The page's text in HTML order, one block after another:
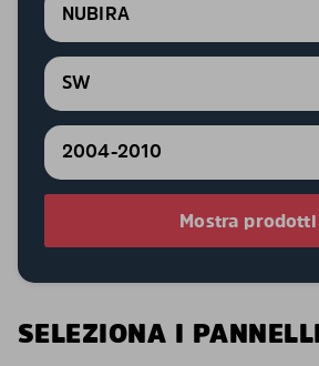
NUBIRA
SW
2004-2010
Mostra prodotti
SELEZIONA I